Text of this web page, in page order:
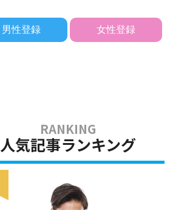
男性登録 女性登録
人気記事ランキング